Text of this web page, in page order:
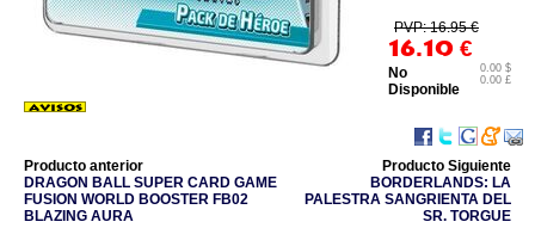
PVP: 16.95 €
16.10 €
0.00 $
0.00 £
No
Disponible
Producto anterior
DRAGON BALL SUPER CARD GAME
FUSION WORLD BOOSTER FB02
BLAZING AURA
Producto Siguiente
BORDERLANDS: LA
PALESTRA SANGRIENTA DEL
SR. TORGUE